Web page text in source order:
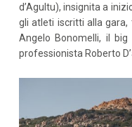
d’Agultu), insignita a
gli atleti iscritti alla gara,
Angelo Bonomelli, il
professionista Roberto